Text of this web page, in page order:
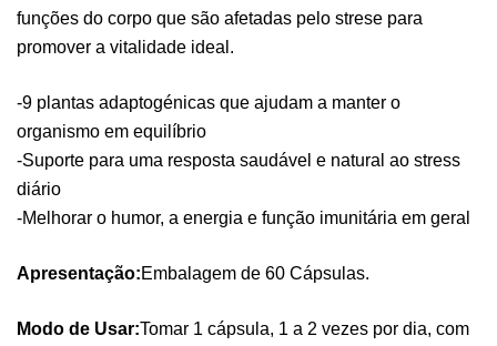
funções do corpo que são afetadas pelo strese para
promover a vitalidade ideal.
-9 plantas adaptogénicas que ajudam a manter o
organismo em equilíbrio
-Suporte para uma resposta saudável e natural ao stress
diário
-Melhorar o humor, a energia e função imunitária em geral
Apresentação:Embalagem de 60 Cápsulas.
Modo de Usar:Tomar 1 cápsula, 1 a 2 vezes por dia, com